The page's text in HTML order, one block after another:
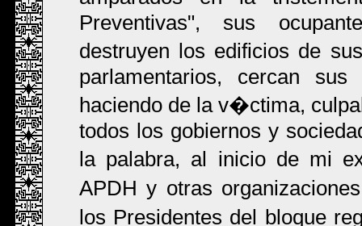
Preventivas", sus
destruyen los edificios de
parlamentarios, cercan
haciendo de la v�ctima,
todos los gobiernos y
la palabra, al inicio de mi
APDH y otras
los Presidentes del bloque